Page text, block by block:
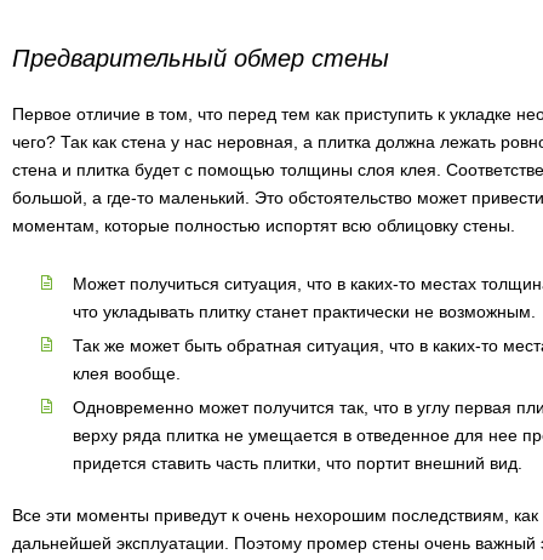
Предварительный обмер стены
Первое отличие в том, что перед тем как приступить к укладке
чего? Так как стена у нас неровная, а плитка должна лежать
стена и плитка будет с помощью толщины слоя клея.
большой, а где-то маленький. Это обстоятельство может
моментам, которые полностью испортят всю облицовку стены.
Может получиться ситуация, что в каких-то местах
что укладывать плитку станет практически не возможным.
Так же может быть обратная ситуация, что в каких-то
клея вообще.
Одновременно может получится так, что в углу первая
верху ряда плитка не умещается в отведенное для нее
придется ставить часть плитки, что портит внешний вид.
Все эти моменты приведут к очень нехорошим последствиям,
дальнейшей эксплуатации. Поэтому промер стены очень важный